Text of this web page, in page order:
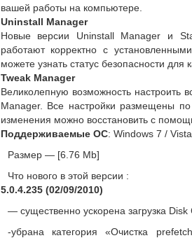
вашей работы на компьютере.
Uninstall Manager
Новые версии Uninstall Manager и
работают корректно с
можете узнать статус безопасности для
Tweak Manager
Великолепную возможность настроить
Manager. Все настройки размещены
изменения можно восстановить с
Поддерживаемые ОС: Windows 7 /
Размер — [6.76 Mb]
Что нового в этой версии :
5.0.4.235 (02/09/2010)
— существенно ускорена загрузка
-убрана категория «Очистка